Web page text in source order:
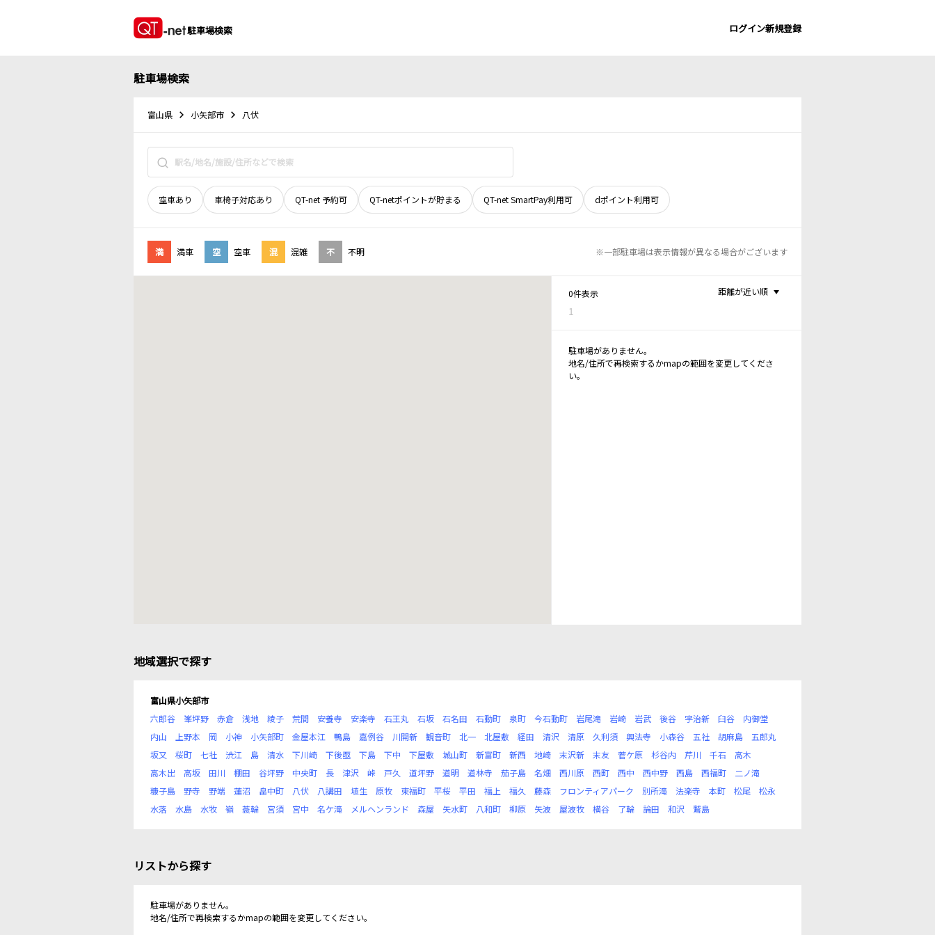
駐車場検索 ログイン新規登録
駐車場検索
富山県 小矢部市 八伏
空車あり 車椅子対応あり QT-net 予約可 QT-netポイントが貯まる QT-net SmartPay利用可 dポイント利用可
満 満車 空 空車 混 混雑 不 不明 ※一部駐車場は表示情報が異なる場合がございます
0件表示
1
距離が近い順
駐車場がありません。
地名/住所で再検索するかmapの範囲を変更してくださ
い。
地域選択で探す
富山県小矢部市
六郎谷
峯坪野 赤倉 浅地 綾子 荒間 安養寺 安楽寺 石王丸 石坂 石名田 石動町 泉町 今石動町 岩尾滝 岩崎 岩武 後谷 宇治新 臼谷
内御堂
内山
上野本 岡 小神 小矢部町 金屋本江 鴨島 嘉例谷 川開新 観音町 北一 北屋敷 経田 清沢 清原 久利須 興法寺 小森谷 五社 胡麻島
五郎丸
坂又
桜町 七社 渋江 島 清水 下川崎 下後亟 下島 下中 下屋敷 城山町 新富町 新西 地崎 末沢新 末友 菅ケ原 杉谷内 芹川 千石
高木
高木出
高坂 田川 棚田 谷坪野 中央町 長 津沢 峠 戸久 道坪野 道明 道林寺 茄子島 名畑 西川原 西町 西中 西中野 西島 西福町
二ノ滝
糠子島
野寺 野端 蓮沼 畠中町 八伏 八講田 埴生 原牧 東福町 平桜 平田 福上 福久 藤森 フロンティアパーク 別所滝 法楽寺 本町 松尾
松永
水落
水島 水牧 嶺 蓑輪 宮須 宮中 名ケ滝 メルヘンランド 森屋 矢水町 八和町 柳原 矢波 屋波牧 横谷 了輪 論田 和沢 鷲島
リストから探す
駐車場がありません。
地名/住所で再検索するかmapの範囲を変更してください。